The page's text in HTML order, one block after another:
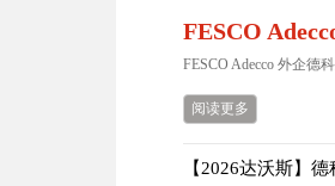
FESCO
FESCO Adecco 外企德
阅读更多